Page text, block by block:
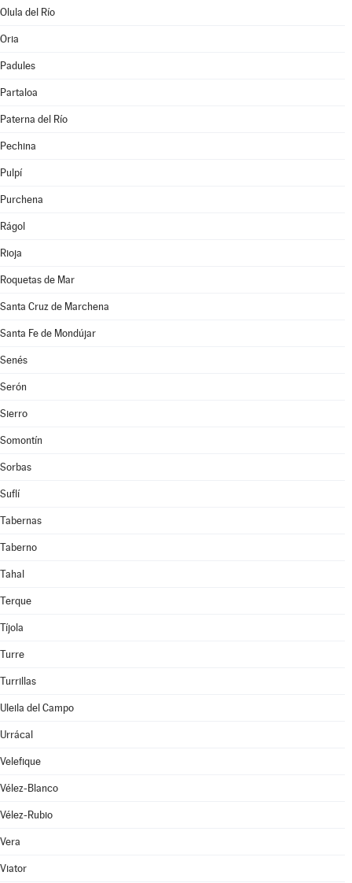
Olula del Río
Oria
Padules
Partaloa
Paterna del Río
Pechina
Pulpí
Purchena
Rágol
Rioja
Roquetas de Mar
Santa Cruz de Marchena
Santa Fe de Mondújar
Senés
Serón
Sierro
Somontín
Sorbas
Suflí
Tabernas
Taberno
Tahal
Terque
Tíjola
Turre
Turrillas
Uleila del Campo
Urrácal
Velefique
Vélez-Blanco
Vélez-Rubio
Vera
Viator